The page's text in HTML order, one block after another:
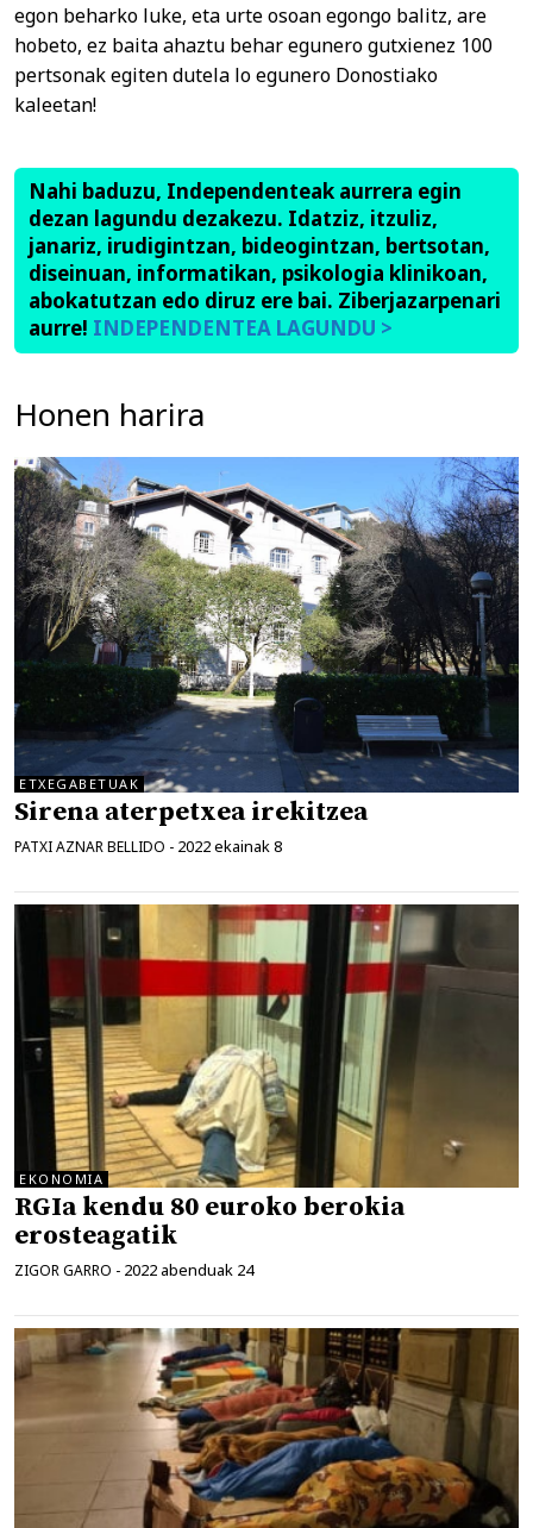
egon beharko luke, eta urte osoan egongo balitz, are
hobeto, ez baita ahaztu behar egunero gutxienez 100
pertsonak egiten dutela lo egunero Donostiako
kaleetan!
Nahi baduzu, Independenteak aurrera egin
dezan lagundu dezakezu. Idatziz, itzuliz,
janariz, irudigintzan, bideogintzan, bertsotan,
diseinuan, informatikan, psikologia klinikoan,
abokatutzan edo diruz ere bai. Ziberjazarpenari
aurre! INDEPENDENTEA LAGUNDU >
Honen harira
ETXEGABETUAK
Sirena aterpetxea irekitzea
PATXI AZNAR BELLIDO - 2022 ekainak 8
EKONOMIA
RGIa kendu 80 euroko berokia
erosteagatik
ZIGOR GARRO - 2022 abenduak 24